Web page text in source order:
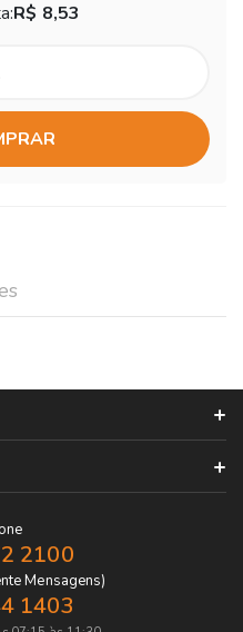
R$ 8,53
2100
Mensagens)
1403